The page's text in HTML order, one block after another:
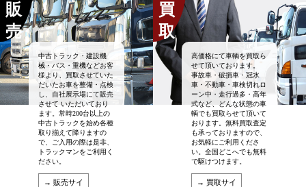
販
売
中古トラック・建設機
械・バス・重機などお客
様より、買取させていた
だいたお車を整備・点検
し、自社展示場にて販売
させて いただいており
ます。常時200台以上の
中古トラックを始め各種
取り揃えて降りますの
で、ご入用の際は是非、
トラックマンをご利用く
ださい。
→ 販売サイ
買
取
高価格にて車輌を買取ら
せて頂いております。
事故車・破損車・冠水
車・不動車・車検切れロ
ーン中・走行過多・高年
式など、どんな状態の車
輌でも買取らせて頂いて
おります。無料買取査定
も承っておりますので、
お気軽にご利用くださ
い。全国どこへでも無料
で駆けつけます。
→ 買取サイ